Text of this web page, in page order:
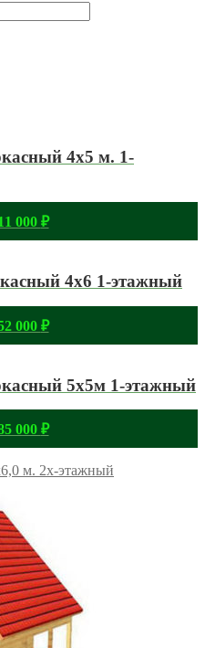
4х5 м. 1-
000 ₽
4х6 1-этажный
000 ₽
5х5м 1-этажный
000 ₽
м. 2х-этажный